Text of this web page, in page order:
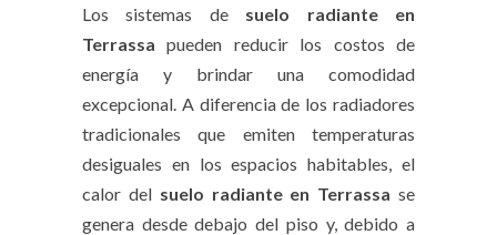
Los sistemas de suelo radiante en
Terrassa pueden reducir los costos de
energía y brindar una comodidad
excepcional. A diferencia de los radiadores
tradicionales que emiten temperaturas
desiguales en los espacios habitables, el
calor del suelo radiante en Terrassa se
genera desde debajo del piso y, debido a